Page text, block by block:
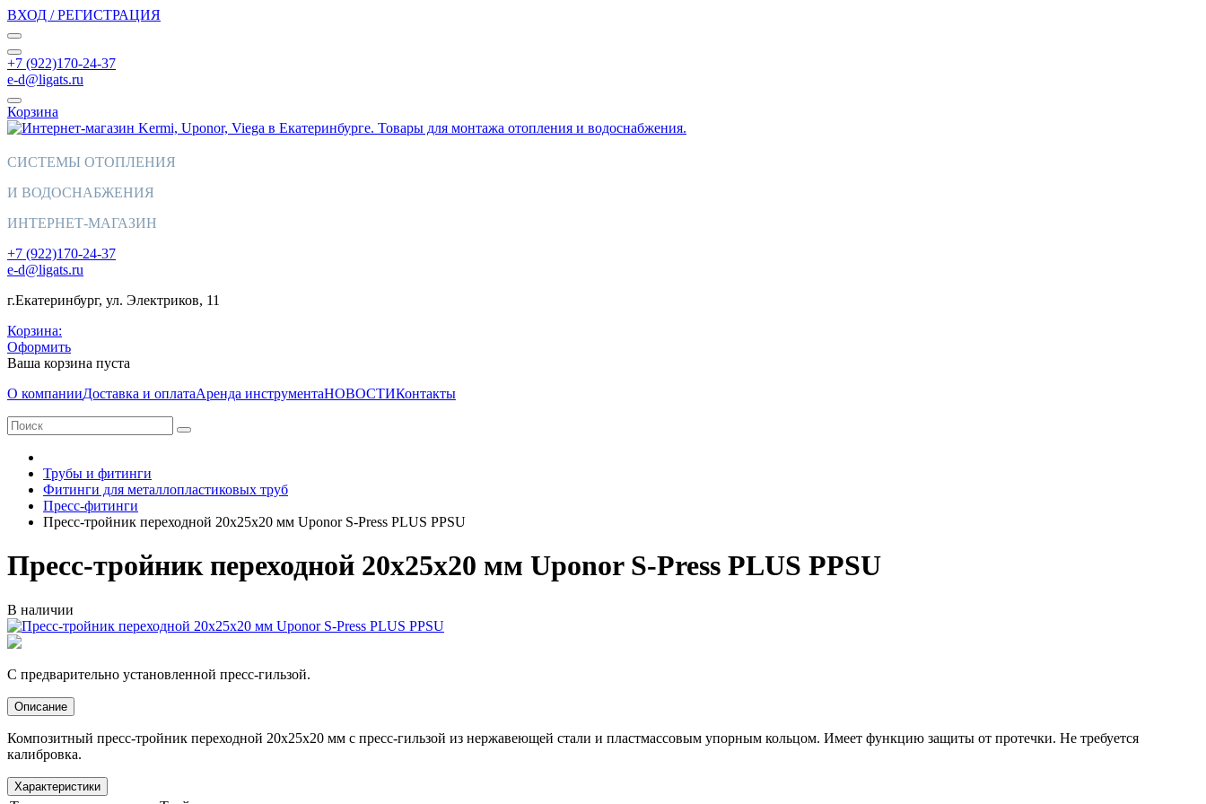
ВХОД / РЕГИСТРАЦИЯ
+7 (922)170-24-37
e-d@ligats.ru
Корзина
СИСТЕМЫ ОТОПЛЕНИЯ
И ВОДОСНАБЖЕНИЯ
ИНТЕРНЕТ-МАГАЗИН
+7 (922)170-24-37
e-d@ligats.ru
г.Екатеринбург, ул. Электриков, 11
Корзина:
Оформить
Ваша корзина пуста
О компанииДоставка и оплатаАренда инструментаНОВОСТИКонтакты
Трубы и фитинги
Фитинги для металлопластиковых труб
Пресс-фитинги
Пресс-тройник переходной 20х25х20 мм Uponor S-Press PLUS PPSU
Пресс-тройник переходной 20х25х20 мм Uponor S-Press PLUS PPSU
В наличии
С предварительно установленной пресс-гильзой.
Описание
Композитный пресс-тройник переходной 20х25х20 мм с пресс-гильзой из нержавеющей стали и пластмассовым упорным кольцом. Имеет функцию защиты от протечки. Не требуется
калибровка.
Характеристики